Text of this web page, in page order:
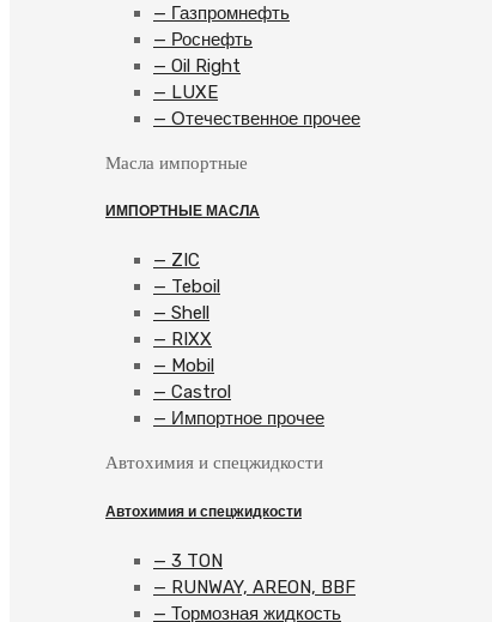
— Газпромнефть
— Роснефть
— Oil Right
— LUXE
— Отечественное прочее
Масла импортные
ИМПОРТНЫЕ МАСЛА
— ZIC
— Teboil
— Shell
— RIXX
— Mobil
— Castrol
— Импортное прочее
Автохимия и спецжидкости
Автохимия и спецжидкости
— 3 TON
— RUNWAY, AREON, BBF
— Тормозная жидкость